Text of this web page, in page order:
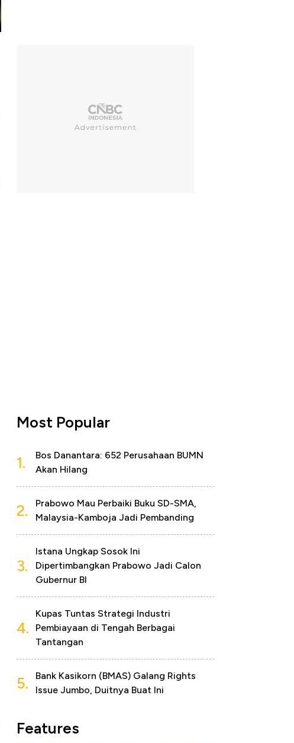
Most Popular
1.
Bos Danantara: 652 Perusahaan BUMN
Akan Hilang
2.
Prabowo Mau Perbaiki Buku SD-SMA,
Malaysia-Kamboja Jadi Pembanding
3.
Istana Ungkap Sosok Ini
Dipertimbangkan Prabowo Jadi Calon
Gubernur BI
4.
Kupas Tuntas Strategi Industri
Pembiayaan di Tengah Berbagai
Tantangan
5.
Bank Kasikorn (BMAS) Galang Rights
Issue Jumbo, Duitnya Buat Ini
Features